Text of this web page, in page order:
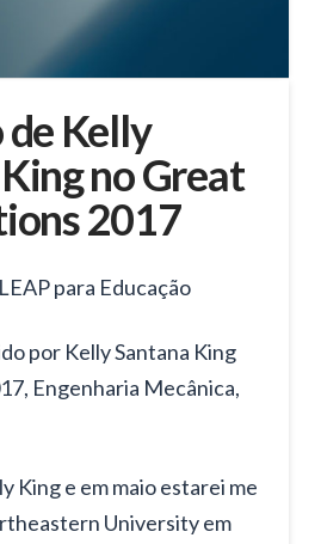
de Kelly
no Great
2017
para Educação
por Kelly Santana King
Engenharia Mecânica,
King e em maio estarei me
University em